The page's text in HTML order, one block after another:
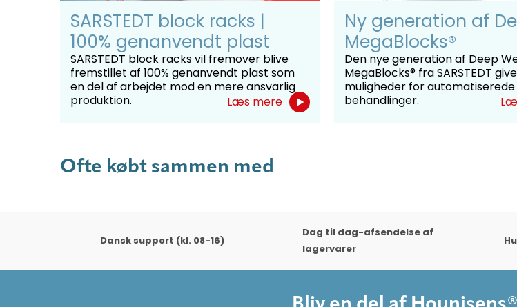
SARSTEDT block racks |
100% genanvendt plast
SARSTEDT block racks vil fremover blive
fremstillet af 100% genanvendt plast som
en del af arbejdet mod en mere ansvarlig
produktion.
Læs mere
Ny generation af
MegaBlocks®
Den nye generation af Deep
MegaBlocks® fra SARSTEDT
muligheder for automatiserede
behandlinger.
Ofte købt sammen med
Dansk support (kl. 08-16)
Dag til dag-afsendelse af
lagervarer